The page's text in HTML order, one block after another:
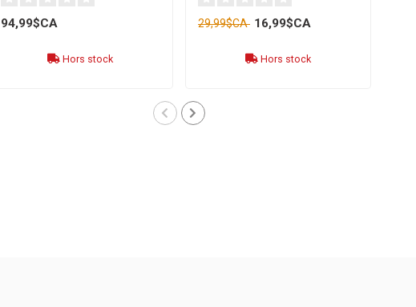
94,99$CA
Hors stock
29,99$CA 16,99$CA
Hors stock